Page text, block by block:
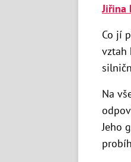
Jiřina
Co jí
vztah
Na
Jeho